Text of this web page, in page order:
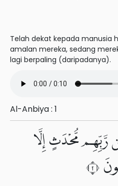
Telah dekat kepada manusia
amalan mereka, sedang
lagi berpaling (daripadanya).
Al-Anbiya : 1
رَّبِّهِم مُّحْدَثٍ إِلَّا
٢